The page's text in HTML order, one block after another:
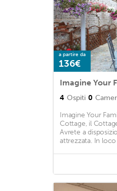
a partire da
136€
4 Ospiti 0
Imagine Your
Cottage, il
Avrete a
attrezzata. In